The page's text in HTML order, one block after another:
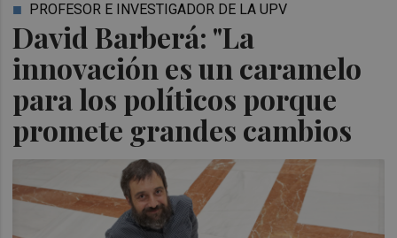
David Barberá: "La
innovación es un caramelo
para los políticos porque
promete grandes cambios
PROFESOR E INVESTIGADOR DE LA UPV